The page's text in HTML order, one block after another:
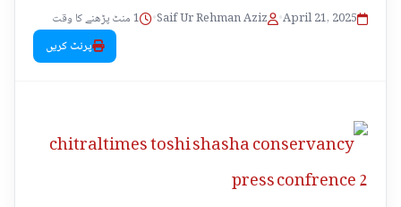
April 21, 2025
•
Saif Ur Rehman Aziz
•
1 منٹ پڑھنے کا وقت
پرنٹ کریں